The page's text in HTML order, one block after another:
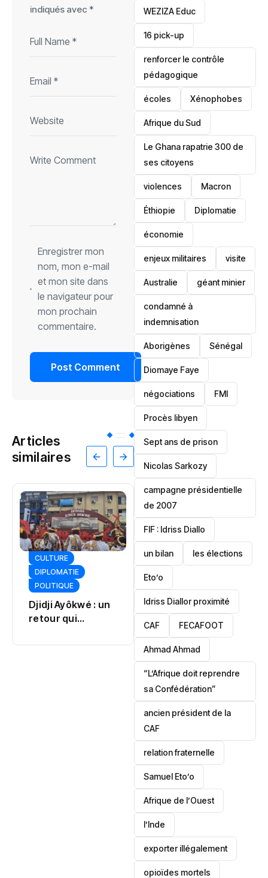
indiqués avec *
Enregistrer mon
nom, mon e-mail
et mon site dans
le navigateur pour
mon prochain
commentaire.
Articles
similaires
JUSTICE
POLITIQUE
Tinubu
désamorce une
crise à Osun
SOCIÉTÉ
Burkina dévoile
un ambitieux
projet mémoriel
‎WEZIZA Educ
16 pick-up
renforcer le contrôle
pédagogique
écoles ‎Xénophobes
Afrique du Sud
Le Ghana rapatrie 300 de
ses citoyens
violences Macron
Éthiopie Diplomatie
économie
enjeux militaires visite
‎Australie géant minier
condamné à
indemnisation
Aborigènes Sénégal
Diomaye Faye
négociations FMI
Procès libyen
Sept ans de prison
Nicolas Sarkozy
campagne présidentielle
de 2007
‎FIF : Idriss Diallo
un bilan les élections
Eto’o
Idriss Diallor proximité
CAF FECAFOOT
‎Ahmad Ahmad
“L’Afrique doit reprendre
sa Confédération”
ancien président de la
CAF
relation fraternelle
Samuel Eto’o
Afrique de l’Ouest
l’Inde
exporter illégalement
opioïdes mortels